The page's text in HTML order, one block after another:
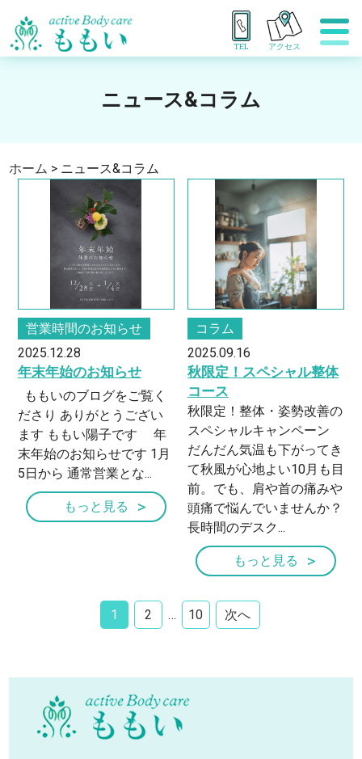
TEL アクセス
ニュース&コラム
ホーム > ニュース&コラム
営業時間のお知らせ
2025.12.28
年末年始のお知らせ
ももいのブログをご覧く
ださり ありがとうござい
ます ももい陽子です 年
末年始のお知らせです 1月
5日から 通常営業とな...
もっと見る
コラム
2025.09.16
秋限定！スペシャル整体
コース
秋限定！整体・姿勢改善の
スペシャルキャンペーン
だんだん気温も下がってき
て秋風が心地よい10月も目
前。でも、肩や首の痛みや
頭痛で悩んでいませんか？
長時間のデスク...
もっと見る
1 2 … 10 次へ